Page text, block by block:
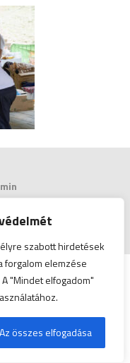
szabott hirdetések
forgalom elemzése
"Mindet elfogadom"
Az összes elfogadása
byASSEMBLY